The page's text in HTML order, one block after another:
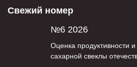
Свежий номер
№6 2026
Оценка продуктивности и
сахарной свеклы